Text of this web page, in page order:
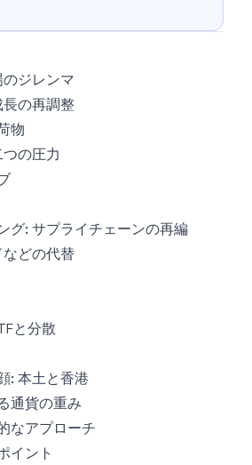
ジレンマ
の再調整
物
の圧力
グ: サプライチェーンの再編
どの代替
と分散
: 本土と香港
通貨の重み
なアプローチ
イント